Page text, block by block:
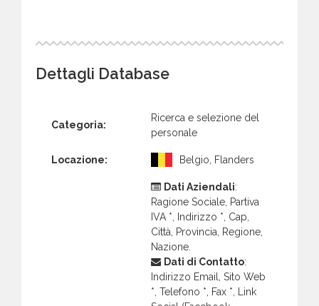
Dettagli Database
Categoria:
Ricerca e selezione del
personale
Locazione: Belgio, Flanders
Dati Aziendali:
Ragione Sociale, Partiva
IVA *, Indirizzo *, Cap,
Città, Provincia, Regione,
Nazione.
Dati di Contatto:
Indirizzo Email, Sito Web
*, Telefono *, Fax *, Link